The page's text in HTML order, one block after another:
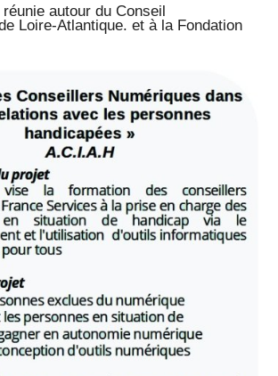
autour du Conseil
Loire-Atlantique. et à la Fondation